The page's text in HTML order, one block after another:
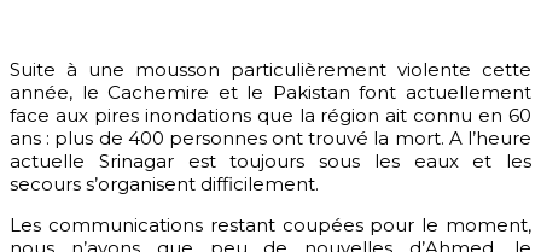
Suite à une mousson particulièrement violente cette
année, le Cachemire et le Pakistan font actuellement
face aux pires inondations que la région ait connu en 60
ans : plus de 400 personnes ont trouvé la mort. A l’heure
actuelle Srinagar est toujours sous les eaux et les
secours s’organisent difficilement.
Les communications restant coupées pour le moment,